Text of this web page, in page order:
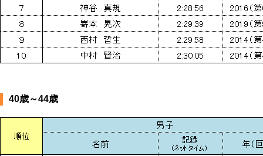
40歳～44歳